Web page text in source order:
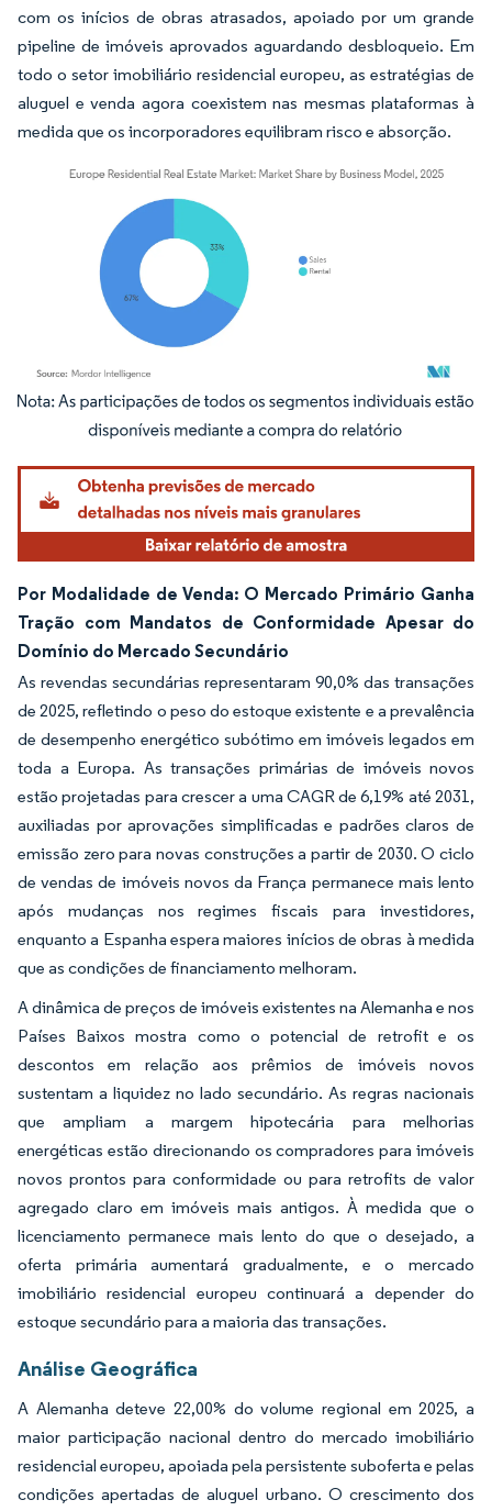
com os inícios de obras atrasados, apoiado por um grande
pipeline de imóveis aprovados aguardando desbloqueio. Em
todo o setor imobiliário residencial europeu, as estratégias de
aluguel e venda agora coexistem nas mesmas plataformas à
medida que os incorporadores equilibram risco e absorção.
Imagem © Mordor Intelligence. O reuso requer atribuição conforme CC BY 4.0.
Por Modalidade de Venda: O Mercado Primário Ganha
Tração com Mandatos de Conformidade Apesar do
Domínio do Mercado Secundário
As revendas secundárias representaram 90,0% das transações
de 2025, refletindo o peso do estoque existente e a prevalência
de desempenho energético subótimo em imóveis legados em
toda a Europa. As transações primárias de imóveis novos
estão projetadas para crescer a uma CAGR de 6,19% até 2031,
auxiliadas por aprovações simplificadas e padrões claros de
emissão zero para novas construções a partir de 2030. O ciclo
de vendas de imóveis novos da França permanece mais lento
após mudanças nos regimes fiscais para investidores,
enquanto a Espanha espera maiores inícios de obras à medida
que as condições de financiamento melhoram.
A dinâmica de preços de imóveis existentes na Alemanha e nos
Países Baixos mostra como o potencial de retrofit e os
descontos em relação aos prêmios de imóveis novos
sustentam a liquidez no lado secundário. As regras nacionais
que ampliam a margem hipotecária para melhorias
energéticas estão direcionando os compradores para imóveis
novos prontos para conformidade ou para retrofits de valor
agregado claro em imóveis mais antigos. À medida que o
licenciamento permanece mais lento do que o desejado, a
oferta primária aumentará gradualmente, e o mercado
imobiliário residencial europeu continuará a depender do
estoque secundário para a maioria das transações.
Análise Geográfica
A Alemanha deteve 22,00% do volume regional em 2025, a
maior participação nacional dentro do mercado imobiliário
residencial europeu, apoiada pela persistente suboferta e pelas
condições apertadas de aluguel urbano. O crescimento dos